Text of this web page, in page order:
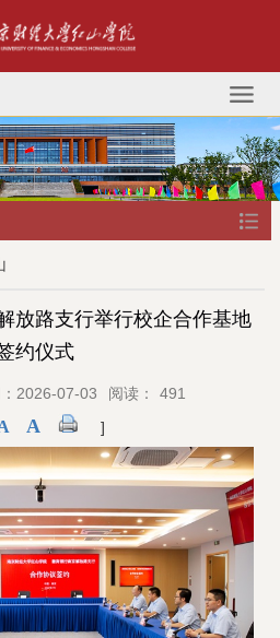
放路支行举行校企合作基地
约仪式
2026-07-03 阅读： 491
A ]